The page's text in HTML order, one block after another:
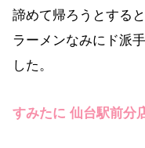
諦めて帰ろうとする
ラーメンなみにド派
した。
すみたに 仙台駅前分